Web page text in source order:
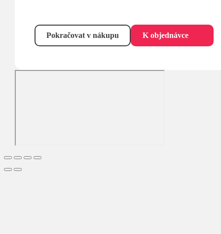
Pokračovat v nákupu K objednávce